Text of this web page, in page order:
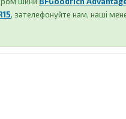
, зателефонуйте нам, наші